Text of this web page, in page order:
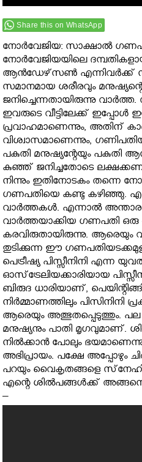
Share this on WhatsApp
നോര്‍വേജിയ: സാക്ഷാല്‍
നോര്‍വേജിയയിലെ
ആന്‍ഡേഴ്‌സണ്‍ എന്നിവർക്ക്
സമാനമായ ശരീരവും മനുഷ്യന്റെ
ജനിച്ചെന്നതായിരുന്നു
ഇവരുടെ വീട്ടിലേക്ക് ഇപ്പോള്‍
പ്രവാഹമാണെന്നും, അതിന്
വിശ്വാസമാണെന്നും,
പകുതി മനുഷ്യന്റേയും പകുതി
കുഞ്ഞ് ജനിച്ചതോടെ
നിന്നും ഇതിനോടകം തന്നെ
ഗണപതിയെ കണ്ടു കഴിഞ്ഞു.
വാർത്തകൾ. എന്നാല്‍
വാര്‍ത്തയാക്കിയ ഗണപതി ഒരു
കരവിരുതായിരുന്നു. ആരെയും
തുടിക്കുന്ന ഈ
പെട്രീഷ്യ പിസ്സീനിനി എന്ന
ഓസ്‌ട്രേലിയക്കാരിയായ
ബിരുദ ധാരിയാണ്,
നിര്‍മ്മാണത്തിലും പിസിനിനി
ആരെയും അത്ഭുതപ്പെടുത്തും. പല
മനുഷ്യനും പാതി മൃഗവുമാണ്.
നില്‍ക്കാന്‍ പോലും
അഭിപ്രായം. പക്ഷേ അപ്പോഴും
പറയും വൈകൃതങ്ങളെ
എന്റെ ശില്‍പങ്ങള്‍ക്ക് അങ്ങനെ
–